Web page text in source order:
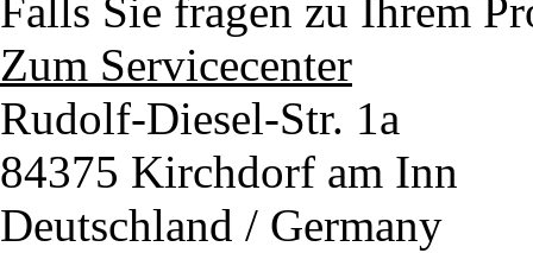
Falls Sie fragen zu Ihrem
Zum Servicecenter
Rudolf-Diesel-Str. 1a
84375 Kirchdorf am Inn
Deutschland / Germany